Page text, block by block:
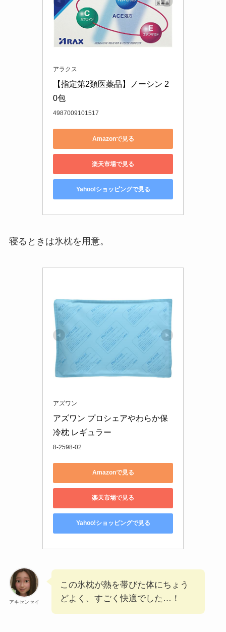
アラクス
【指定第2類医薬品】ノーシン 2
0包
4987009101517
Amazonで見る
楽天市場で見る
Yahoo!ショッピングで見る
寝るときは氷枕を用意。
アズワン
アズワン プロシェアやわらか保
冷枕 レギュラー
8-2598-02
Amazonで見る
楽天市場で見る
Yahoo!ショッピングで見る
アキセンセイ
この氷枕が熱を帯びた体にちょう
どよく、すごく快適でした…！